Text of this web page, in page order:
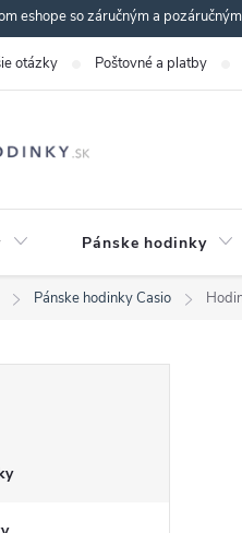
eshope so záručným a
otázky Poštovné a platby
Pánske hodinky
Pánske hodinky Casio